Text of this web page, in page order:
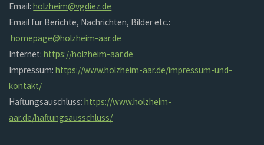
Email:holzheim@vgdiez.de
Email für Berichte, Nachrichten, Bilder etc.:
homepage@holzheim-aar.de
Internet:https://holzheim-aar.de
Impressum:https://www.holzheim-aar.de/impressum-und-
kontakt/
Haftungsauschluss:https://www.holzheim-
aar.de/haftungsausschluss/